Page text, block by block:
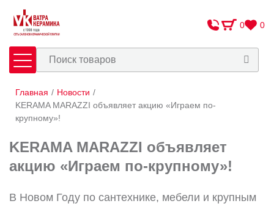
0 0
Плитка Сантехника
О Компании
Контакты
Главная / Новости /
KERAMA MARAZZI объявляет акцию «Играем по-
крупному»!
KERAMA MARAZZI объявляет
акцию «Играем по-крупному»!
В Новом Году по сантехнике, мебели и крупным